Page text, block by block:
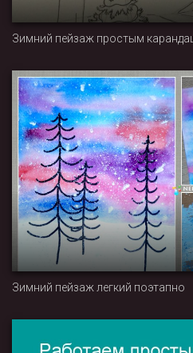
Зимний пейзаж простым
Зимний пейзаж легкий поэтапно